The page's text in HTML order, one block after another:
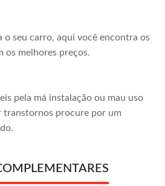
o seu carro, aqui você encontra os
os melhores preços.
pela má instalação ou mau uso
procure por um